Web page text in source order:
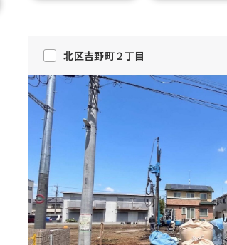
北区吉野町２丁目